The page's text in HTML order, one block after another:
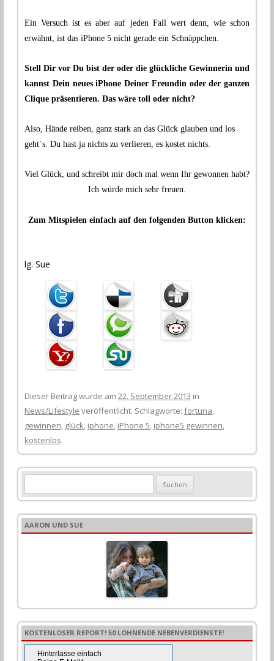
Ein Versuch ist es aber auf jeden Fall wert denn, wie schon
erwähnt, ist das iPhone 5 nicht gerade ein Schnäppchen.
Stell Dir vor Du bist der oder die glückliche Gewinnerin und
kannst Dein neues iPhone Deiner Freundin oder der ganzen
Clique präsentieren. Das wäre toll oder nicht?
Also, Hände reiben, ganz stark an das Glück glauben und los
geht`s. Du hast ja nichts zu verlieren, es kostet nichts.
Viel Glück, und schreibt mir doch mal wenn Ihr gewonnen habt?
Ich würde mich sehr freuen.
Zum Mitspielen einfach auf den folgenden Button klicken:
lg. Sue
Dieser Beitrag wurde am 22. September 2013 in
News/Lifestyle veröffentlicht. Schlagworte: fortuna,
gewinnen, glück, iphone, iPhone 5, iphone5 gewinnen,
kostenlos.
u
c
h
:
AARON UND SUE
KOSTENLOSER REPORT! 50 LOHNENDE NEBENVERDIENSTE!
Hinterlasse einfach